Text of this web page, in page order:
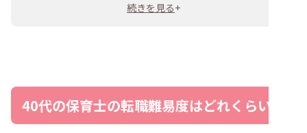
40代の保育士が転職を成功させるコツ
・保育士専門の転職エージェントを利用する
続きを見る+
40代の保育士の転職難易度はどれくらい？